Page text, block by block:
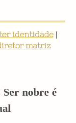
SOBRE O PATRIMÔNIO
identidade|
matriz
nobre é